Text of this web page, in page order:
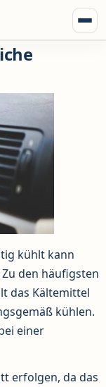
kühlt kann
den häufigsten
das Kältemittel
kühlen.
einer
erfolgen, da das